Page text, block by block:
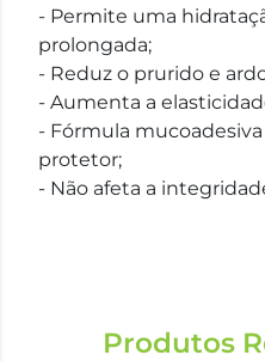
- Permite uma
prolongada;
- Reduz o prurido e
- Aumenta a
- Fórmula
protetor;
- Não afeta a
Produtos